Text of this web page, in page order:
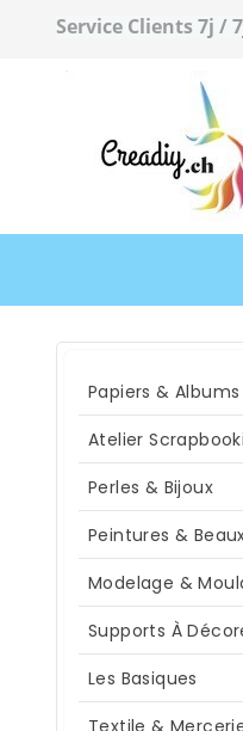
Service Clients 7j /
Papiers & Albums
Atelier
Perles & Bijoux
Peintures &
Modelage &
Supports À
Les Basiques